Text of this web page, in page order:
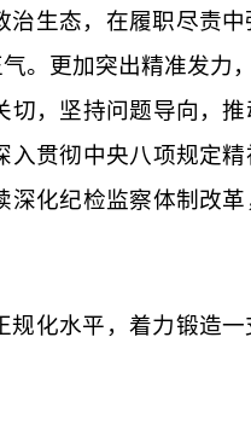
生态，在履职尽责
。更加突出精准发力
，坚持问题导向，
入贯彻中央八项规定精
化纪检监察体制改
化水平，着力锻造